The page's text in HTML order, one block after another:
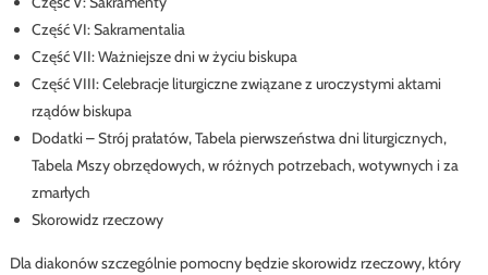
Część VI: Sakramentalia
Część VII: Ważniejsze dni w życiu biskupa
Część VIII: Celebracje liturgiczne związane z uroczystymi aktami
rządów biskupa
Dodatki – Strój prałatów, Tabela pierwszeństwa dni liturgicznych,
Tabela Mszy obrzędowych, w różnych potrzebach, wotywnych i za
zmarłych
Skorowidz rzeczowy
Dla diakonów szczególnie pomocny będzie skorowidz rzeczowy, który